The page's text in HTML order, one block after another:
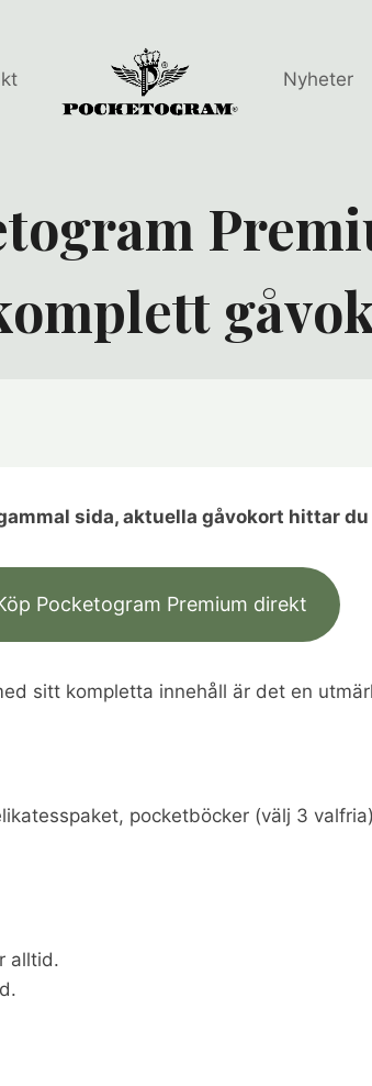
Nyheter
sida, aktuella gåvokort hittar du
Pocketogram Premium direkt
sitt kompletta innehåll är det en
pocketböcker (välj 3
alltid.